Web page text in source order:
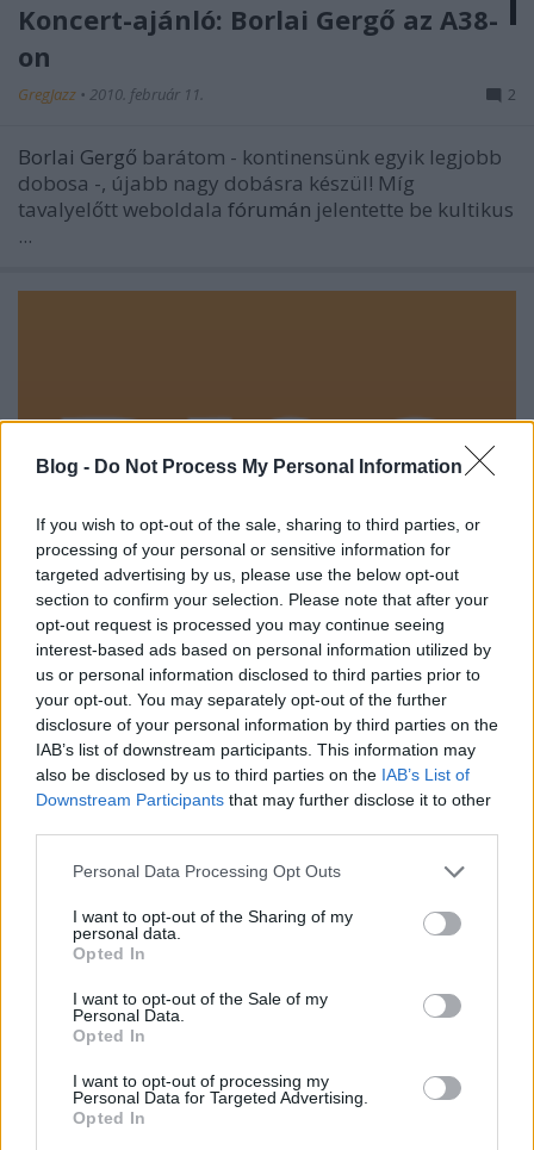
Blog - Do Not Process My Personal Information
If you wish to opt-out of the sale, sharing to third parties, or
processing of your personal or sensitive information for
targeted advertising by us, please use the below opt-out
section to confirm your selection. Please note that after your
opt-out request is processed you may continue seeing
interest-based ads based on personal information utilized by
us or personal information disclosed to third parties prior to
your opt-out. You may separately opt-out of the further
disclosure of your personal information by third parties on the
IAB’s list of downstream participants. This information may
also be disclosed by us to third parties on the IAB’s List of
Downstream Participants that may further disclose it to other
Please note that this website/app uses one or more Google
not limited to your visit or usage behaviour. You may click to
grant or deny consent to Google and its third-party tags to
use your data for below specified purposes in below Google
consent section.
Personal Data Processing Opt Outs
I want to opt-out of the Sharing of my
personal data.
Opted In
I want to opt-out of the Sale of my
Personal Data.
Opted In
I want to opt-out of processing my
Personal Data for Targeted Advertising.
Opted In
Koncert-ajánló: Borlai Gergő az A38-
on
GregJazz • 2010. február 11. 2
Borlai Gergő barátom - kontinensünk egyik legjobb
dobosa -, újabb nagy dobásra készül! Míg
tavalyelőtt weboldala fórumán jelentette be kultikus
...
A hónap jazzere: Kenny Garrett
A Detroitban született altszaxofonos,
Kenny Garrett
idén lesz 50 esztendős. Édesapja asztalos volt,
aki csak hobbiból játszott tenoron, s egyszer ...